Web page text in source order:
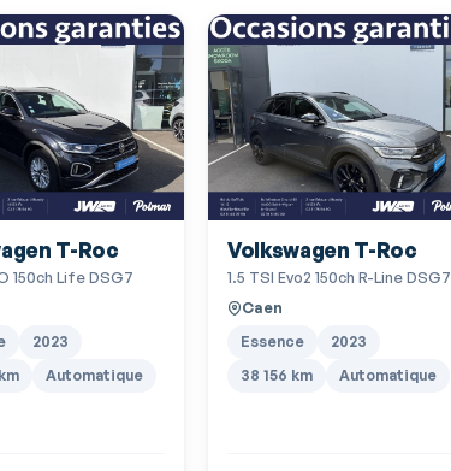
dynamique
T-Roc
150ch Life DSG7
2023
Automatique
Volkswagen T-Roc
1.5 TSI Evo2 150ch R-Line DSG7
Caen
Essence
2023
38 156 km
Automatique